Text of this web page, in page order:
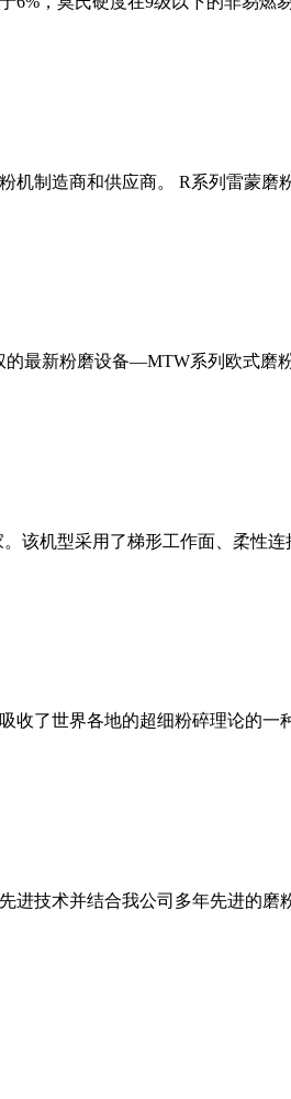
制造商和供应商。 R系列雷蒙
最新粉磨设备—MTW系列欧式磨
该机型采用了梯形工作面、柔性
了世界各地的超细粉碎理论的
技术并结合我公司多年先进的